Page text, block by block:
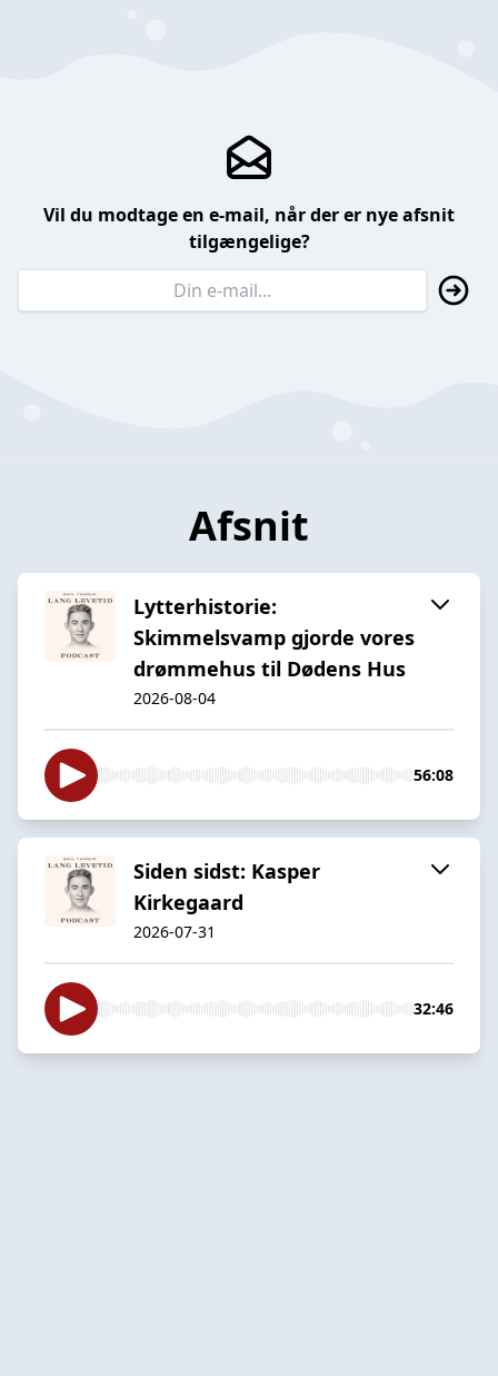
Vil du modtage en e-mail, når der er nye afsnit
tilgængelige?
Afsnit
Lytterhistorie:
Skimmelsvamp gjorde vores
drømmehus til Dødens Hus
2026-08-04
56:08
Siden sidst: Kasper
Kirkegaard
2026-07-31
32:46